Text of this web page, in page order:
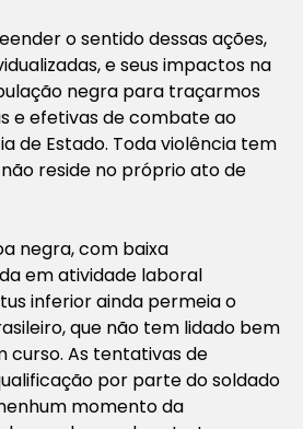
o sentido dessas ações,
e seus impactos na
negra para traçarmos
e efetivas de combate ao
de Estado. Toda violência tem
reside no próprio ato de
negra, com baixa
em atividade laboral
inferior ainda permeia o
que não tem lidado bem
curso. As tentativas de
por parte do soldado
momento da